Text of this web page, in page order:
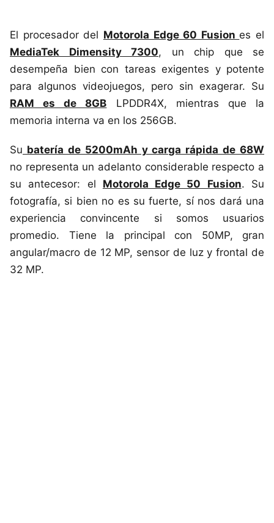
El procesador del Motorola Edge 60 Fusiones el
MediaTek Dimensity 7300, un chip que se
desempeña bien con tareas exigentes y potente
para algunos videojuegos, pero sin exagerar. Su
RAM es de 8GB LPDDR4X, mientras que la
memoria interna va en los 256GB.
Su batería de 5200mAh y carga rápida de 68W
no representa un adelanto considerable respecto a
su antecesor: el Motorola Edge 50 Fusion. Su
fotografía, si bien no es su fuerte, sí nos dará una
experiencia convincente si somos usuarios
promedio. Tiene la principal con 50MP, gran
angular/macro de 12 MP, sensor de luz y frontal de
32 MP.